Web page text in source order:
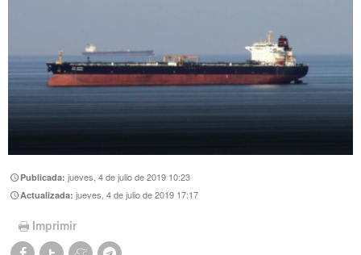
Publicada:jueves, 4 de julio de 2019 10:23
Actualizada:jueves, 4 de julio de 2019 17:17
Imprimir